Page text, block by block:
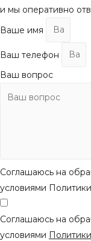
и мы оперативно
Ваше имя
Ваш телефон
Ваш вопрос
Соглашаюсь на
условиями
Соглашаюсь на
условиями